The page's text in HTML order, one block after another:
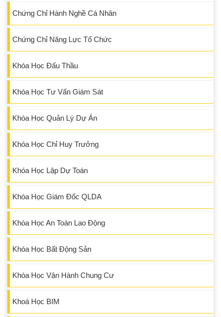
Chứng Chỉ Hành Nghề Cá Nhân
Chứng Chỉ Năng Lực Tổ Chức
Khóa Học Đấu Thầu
Khóa Học Tư Vấn Giám Sát
Khóa Học Quản Lý Dự Án
Khóa Học Chỉ Huy Trưởng
Khóa Học Lập Dự Toán
Khóa Học Giám Đốc QLDA
Khóa Học An Toàn Lao Động
Khóa Học Bất Động Sản
Khóa Học Vận Hành Chung Cư
Khoá Học BIM